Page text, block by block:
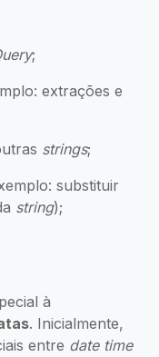
;
extrações e
strings;
substituir
string);
à
. Inicialmente,
entre date time